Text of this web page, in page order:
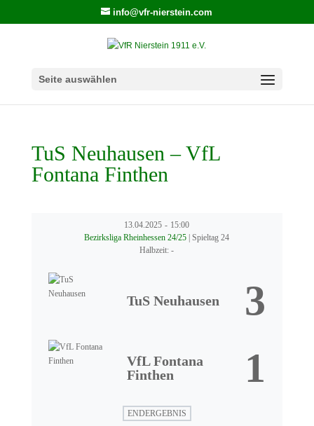
info@vfr-nierstein.com
Seite auswählen
TuS Neuhausen – VfL
Fontana Finthen
13.04.2025 - 15:00
Bezirksliga Rheinhessen 24/25 | Spieltag 24
Halbzeit: -
TuS Neuhausen 3
VfL Fontana
Finthen
1
ENDERGEBNIS